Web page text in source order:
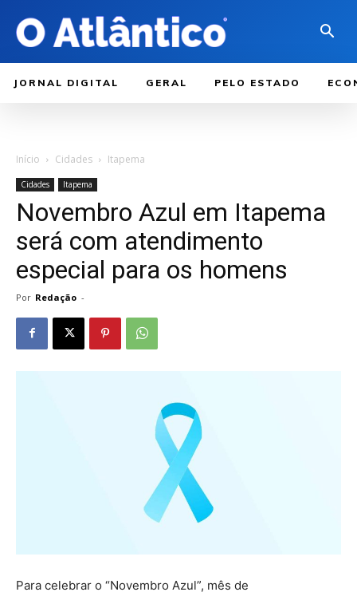
JORNAL DIGITAL GERAL PELO ESTADO
Início Cidades Itapema
Cidades Itapema
Novembro Azul em Itapema
será com atendimento
especial para os homens
Por Redação -
Para celebrar o “Novembro Azul”, mês de